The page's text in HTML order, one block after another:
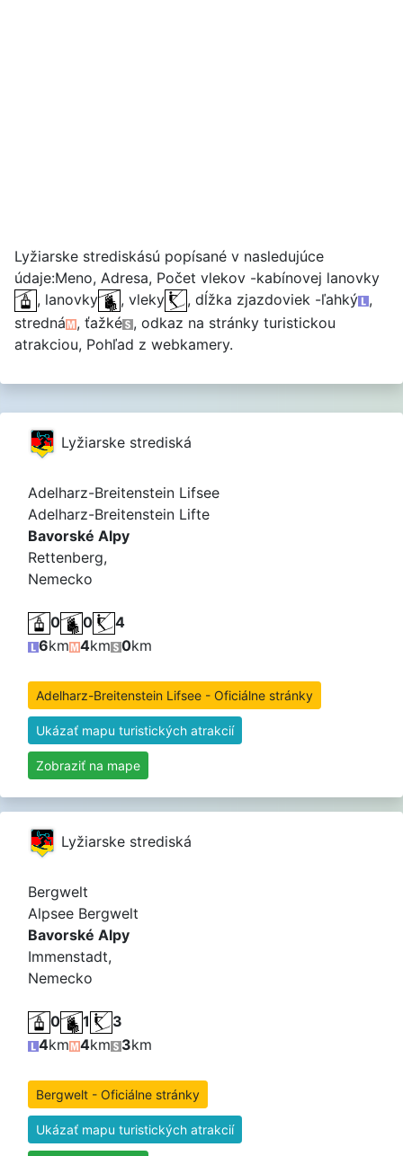
Lyžiarske strediskású popísané v nasledujúce
údaje:Meno, Adresa, Počet vlekov -kabínovej lanovky
, lanovky
, vleky , dĺžka zjazdoviek -ľahký
,
stredná
, ťažké
, odkaz na stránky turistickou
atrakciou, Pohľad z webkamery.
Lyžiarske strediská
Adelharz-Breitenstein Lifsee
Adelharz-Breitenstein Lifte
Bavorské Alpy
Rettenberg,
Nemecko
0 0
4
6km 4km 0km
Adelharz-Breitenstein Lifsee - Oficiálne stránky
Ukázať mapu turistických atrakcií
Zobraziť na mape
Lyžiarske strediská
Bergwelt
Alpsee Bergwelt
Bavorské Alpy
Immenstadt,
Nemecko
0 1
3
4km 4km 3km
Bergwelt - Oficiálne stránky
Ukázať mapu turistických atrakcií